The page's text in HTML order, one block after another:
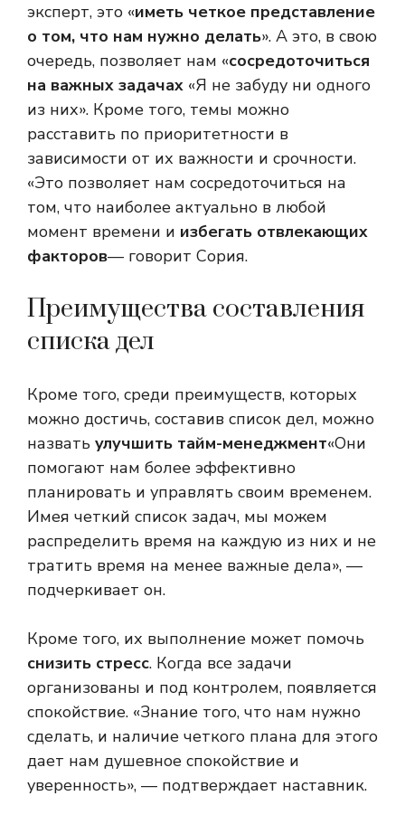
эксперт, это «иметь четкое представление
о том, что нам нужно делать». А это, в свою
очередь, позволяет нам «сосредоточиться
на важных задачах «Я не забуду ни одного
из них». Кроме того, темы можно
расставить по приоритетности в
зависимости от их важности и срочности.
«Это позволяет нам сосредоточиться на
том, что наиболее актуально в любой
момент времени и избегать отвлекающих
факторов— говорит Сория.
Преимущества составления
списка дел
Кроме того, среди преимуществ, которых
можно достичь, составив список дел, можно
назвать улучшить тайм-менеджмент«Они
помогают нам более эффективно
планировать и управлять своим временем.
Имея четкий список задач, мы можем
распределить время на каждую из них и не
тратить время на менее важные дела», —
подчеркивает он.
Кроме того, их выполнение может помочь
снизить стресс. Когда все задачи
организованы и под контролем, появляется
спокойствие. «Знание того, что нам нужно
сделать, и наличие четкого плана для этого
дает нам душевное спокойствие и
уверенность», — подтверждает наставник.